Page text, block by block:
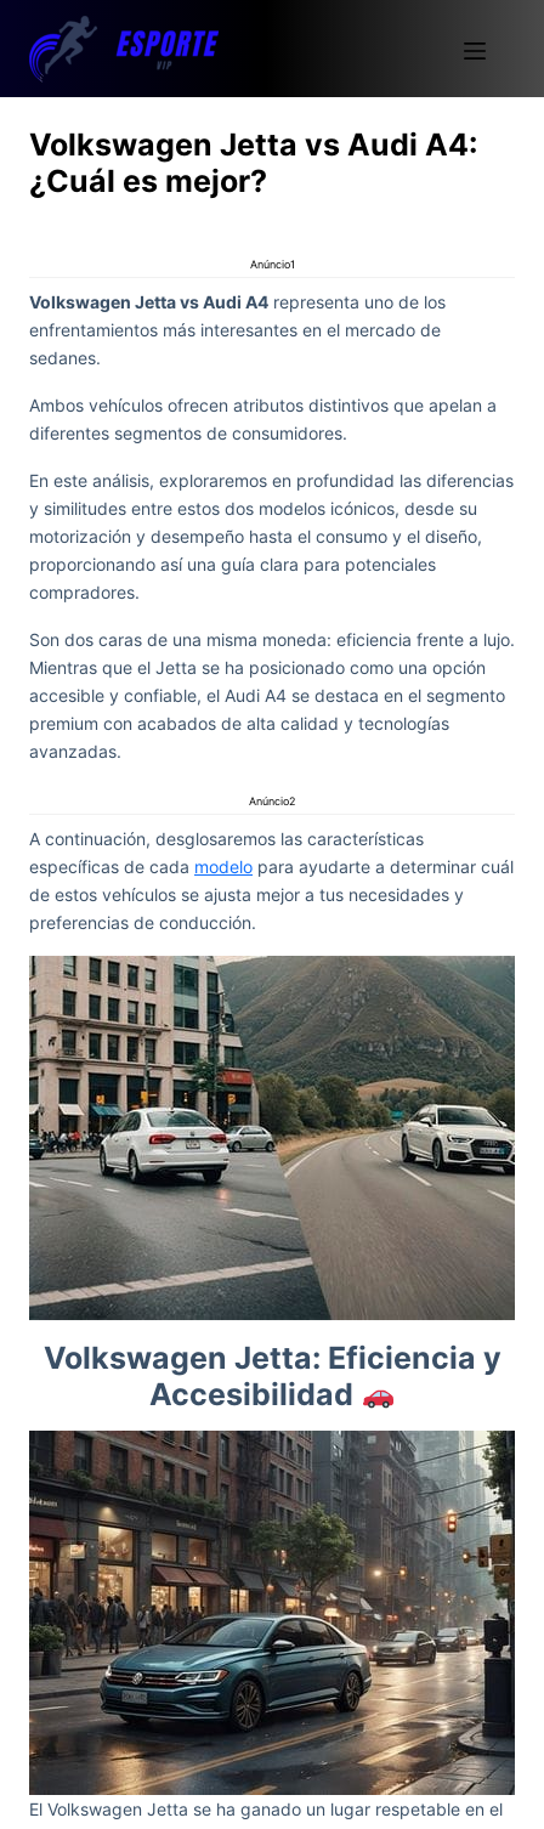
Volkswagen Jetta vs Audi A4:
¿Cuál es mejor?
Anúncio1
Volkswagen Jetta vs Audi A4 representa uno de los
enfrentamientos más interesantes en el mercado de
sedanes.
Ambos vehículos ofrecen atributos distintivos que apelan a
diferentes segmentos de consumidores.
En este análisis, exploraremos en profundidad las diferencias
y similitudes entre estos dos modelos icónicos, desde su
motorización y desempeño hasta el consumo y el diseño,
proporcionando así una guía clara para potenciales
compradores.
Son dos caras de una misma moneda: eficiencia frente a lujo.
Mientras que el Jetta se ha posicionado como una opción
accesible y confiable, el Audi A4 se destaca en el segmento
premium con acabados de alta calidad y tecnologías
avanzadas.
Anúncio2
A continuación, desglosaremos las características
específicas de cada modelo para ayudarte a determinar cuál
de estos vehículos se ajusta mejor a tus necesidades y
preferencias de conducción.
Volkswagen Jetta: Eficiencia y
Accesibilidad
El Volkswagen Jetta se ha ganado un lugar respetable en el